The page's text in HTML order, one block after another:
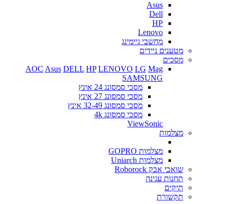
Asus
Dell
HP
Lenovo
מחשבי גיימינג
מטענים ניידים
מסכים
AOC Asus DELL HP LENOVO LG Mag
SAMSUNG
מסכי סמסונג 24 אינץ
מסכי סמסונג 27 אינץ
מסכי סמסונג 32-49 אינץ
מסכי סמסונג 4k
ViewSonic
מצלמות
מצלמות GOPRO
מצלמות Uniarch
שואבי אבק Roborock
תחנות עגינה
תיקים
תקשורת